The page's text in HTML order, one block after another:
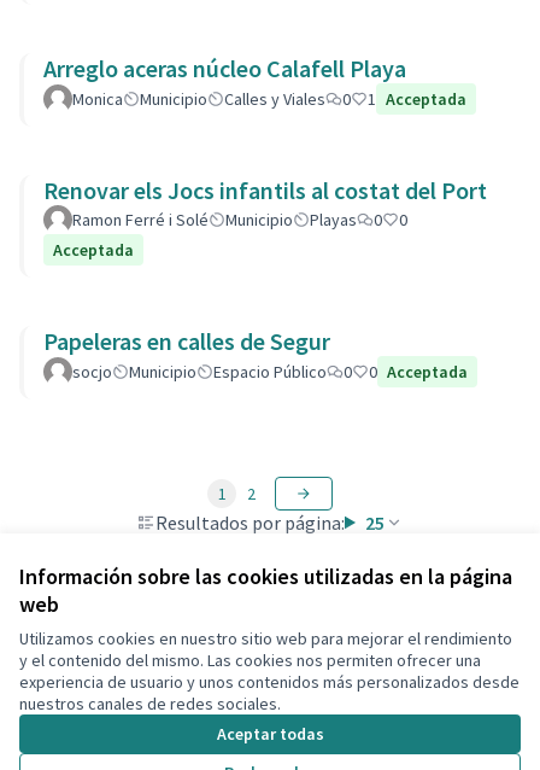
Información sobre las cookies utilizadas en la página
web
Utilizamos cookies en nuestro sitio web para mejorar el rendimiento
y el contenido del mismo. Las cookies nos permiten ofrecer una
experiencia de usuario y unos contenidos más personalizados desde
nuestros canales de redes sociales.
Aceptar todas
Arreglo aceras núcleo Calafell Playa
Monica Municipio Calles y Viales 0 1 Acceptada
Renovar els Jocs infantils al costat del Port
Ramon Ferré i Solé Municipio Playas 0
0
Acceptada
Papeleras en calles de Segur
socjo Municipio Espacio Público 0 0 Acceptada
Resultados por página: 25
1 2
Términos y condiciones de uso
Configuración de cookies
Decidim Calafell en X
(Enlace externo)
Decidim Calafell en Facebook
Decidim Calafell en YouTube
Decidim Calafell en GitHub
(Enlace externo)